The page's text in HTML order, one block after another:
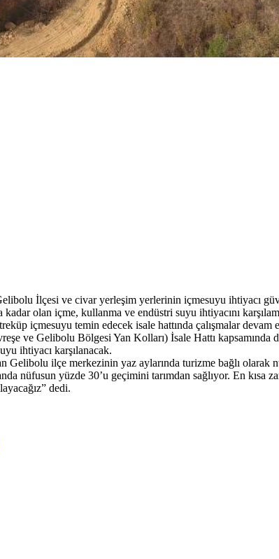
İlçesi ve civar yerleşim yerlerinin içmesuyu ihtiyacı
olan içme, kullanma ve endüstri suyu ihtiyacını
içmesuyu temin edecek isale hattında çalışmalar devam
ve Gelibolu Bölgesi Yan Kolları) İsale Hattı
ihtiyacı karşılanacak.
Gelibolu ilçe merkezinin yaz aylarında turizme bağlı olarak
nüfusun yüzde 30’u geçimini tarımdan sağlıyor. En kısa
dedi.